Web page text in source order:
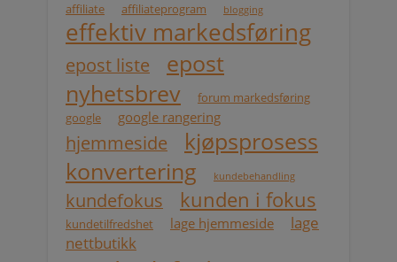
affiliate affiliateprogram blogging
effektiv markedsføring
epost liste
epost
nyhetsbrev
forum markedsføring
google
google rangering
hjemmeside
kjøpsprosess
konvertering
kundebehandling
kundefokus kunden i fokus
kundetilfredshet lage hjemmeside
lage
nettbutikk